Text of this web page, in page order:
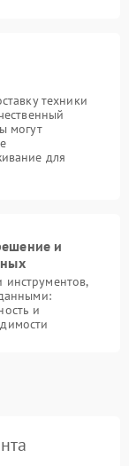
техники
могут
для
и
и